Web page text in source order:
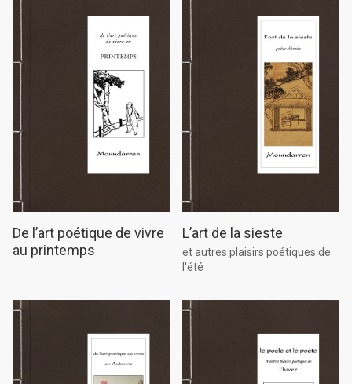
De l’art poétique de vivre
au printemps
L’art de la sieste
et autres plaisirs poétiques de
l'été